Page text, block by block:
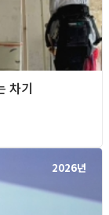
차기
2026년